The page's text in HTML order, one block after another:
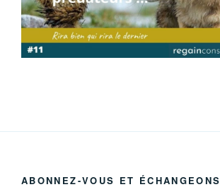
ABONNEZ-VOUS ET ÉCHANGEONS